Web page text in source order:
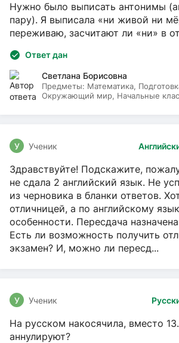
Нужно было выписать антонимы
пару). Я выписала «ни живой ни
переживаю, засчитают ли «ни» в
Ответ дан
Светлана Борисовна
Предметы: Математика,
Окружающий мир, Начальные
У Ученик
Здравствуйте! Подскажите,
не сдала 2 английский язык. Не
из черновика в бланки ответов.
отличницей, а по английскому
особенности. Пересдача
Есть ли возможность получить
экзамен? И, можно ли пересд...
У Ученик
На русском накосячила, вместо
аннулируют?